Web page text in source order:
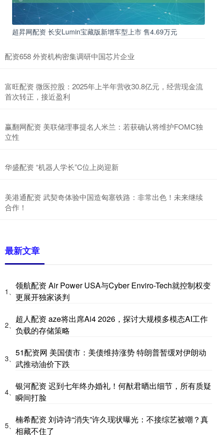
超昇网配资 长安Lumin宝藏版新增车型上市 售4.69万元
配资658 外资机构密集调研中国芯片企业
富旺配资 微医控股：2025年上半年营收30.8亿元，经营现金流
首次转正，接近盈利
赢翻网配资 美联储理事提名人米兰：若获确认将维护FOMC独
立性
华盛配资 “机器人学长”C位上岗迎新
美港通配资 武契奇体验中国造匈塞铁路：非常出色！未来继续
合作！
最新文章
1、
领航配资 Air Power USA与Cyber Enviro-Tech就控制权变
更展开独家谈判
2、
超人配资 aze将出席Ai4 2026，探讨大规模多模态AI工作
负载的存储策略
3、
51配资网 美国债市：美债维持涨势 特朗普暂缓对伊朗动
武推动油价下跌
4、
银河配资 迟到七年终办婚礼！何猷君晒出细节，所有质疑
瞬间打脸
5、
楠希配资 刘诗诗“消失”许久现状曝光：不接综艺被嘲？真
相藏不住了